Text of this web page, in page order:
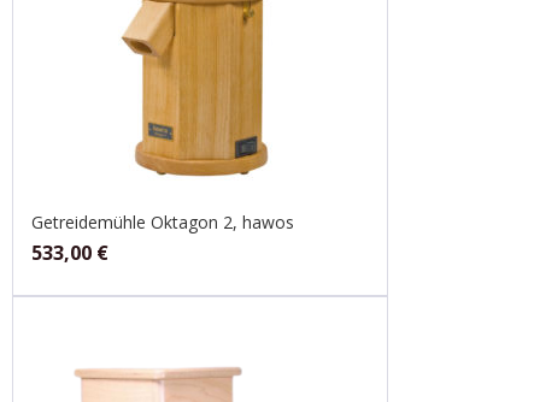
Getreidemühle Oktagon 2, hawos
533,00 €